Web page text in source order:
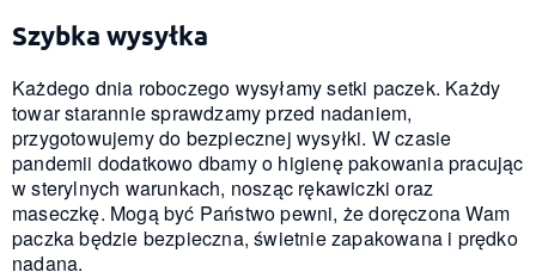
Szybka wysyłka
Każdego dnia roboczego wysyłamy setki paczek. Każdy
towar starannie sprawdzamy przed nadaniem,
przygotowujemy do bezpiecznej wysyłki. W czasie
pandemii dodatkowo dbamy o higienę pakowania pracując
w sterylnych warunkach, nosząc rękawiczki oraz
maseczkę. Mogą być Państwo pewni, że doręczona Wam
paczka będzie bezpieczna, świetnie zapakowana i prędko
nadana.